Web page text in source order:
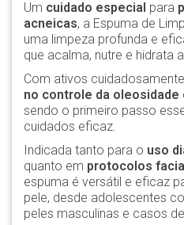
Um cuidado especial para
acneicas, a Espuma de
uma limpeza profunda e
que acalma, nutre e hidrata
Com ativos
no controle da oleosidade
sendo o primeiro passo
cuidados eficaz.
Indicada tanto para o uso
quanto em protocolos
espuma é versátil e eficaz
pele, desde adolescentes
peles masculinas e casos